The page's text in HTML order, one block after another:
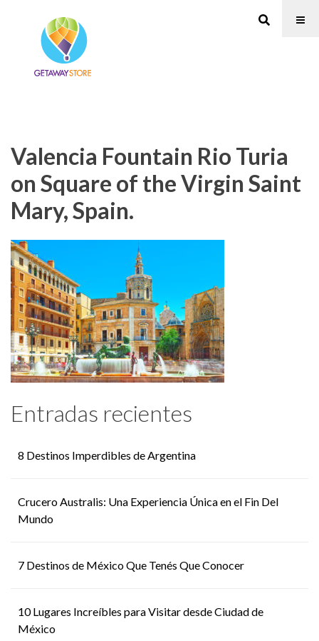
Valencia Fountain Rio Turia
on Square of the Virgin Saint
Mary, Spain.
Entradas recientes
8 Destinos Imperdibles de Argentina
Crucero Australis: Una Experiencia Única en el Fin Del
Mundo
7 Destinos de México Que Tenés Que Conocer
10 Lugares Increíbles para Visitar desde Ciudad de
México